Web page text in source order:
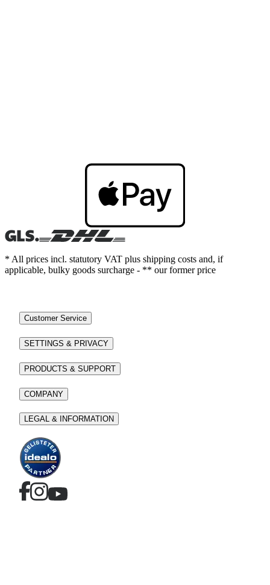
* All prices incl. statutory VAT plus shipping costs and, if
applicable, bulky goods surcharge - ** our former price
Customer Service
SETTINGS & PRIVACY
PRODUCTS & SUPPORT
COMPANY
LEGAL & INFORMATION